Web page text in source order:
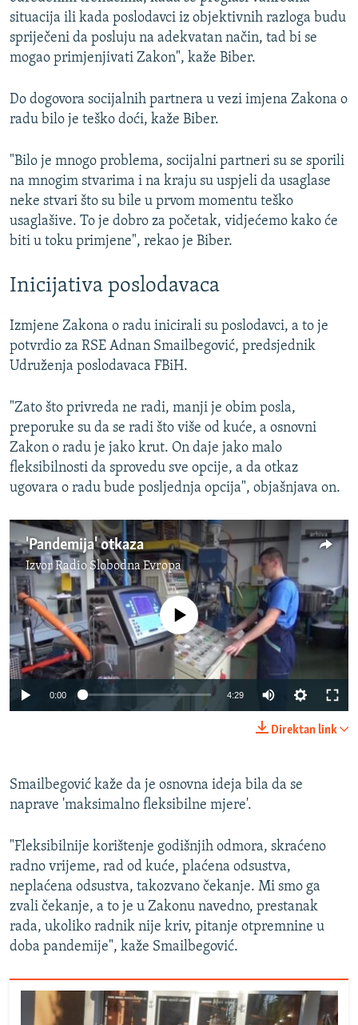
situacija ili kada poslodavci iz objektivnih razloga budu
spriječeni da posluju na adekvatan način, tad bi se
mogao primjenjivati Zakon", kaže Biber.
Do dogovora socijalnih partnera u vezi imjena Zakona o
radu bilo je teško doći, kaže Biber.
"Bilo je mnogo problema, socijalni partneri su se sporili
na mnogim stvarima i na kraju su uspjeli da usaglase
neke stvari što su bile u prvom momentu teško
usaglašive. To je dobro za početak, vidjećemo kako će
biti u toku primjene", rekao je Biber.
Inicijativa poslodavaca
Izmjene Zakona o radu inicirali su poslodavci, a to je
potvrdio za RSE Adnan Smailbegović, predsjednik
Udruženja poslodavaca FBiH.
"Zato što privreda ne radi, manji je obim posla,
preporuke su da se radi što više od kuće, a osnovni
Zakon o radu je jako krut. On daje jako malo
fleksibilnosti da sprovedu sve opcije, a da otkaz
ugovara o radu bude posljednja opcija", objašnjava on.
'Pandemija' otkaza
IzvorRadio Slobodna Evropa
270p
No media source currently available
0:00 4:29
404p
Direktan link
Smailbegović kaže da je osnovna ideja bila da se
naprave 'maksimalno fleksibilne mjere'.
"Fleksibilnije korištenje godišnjih odmora, skraćeno
radno vrijeme, rad od kuće, plaćena odsustva,
neplaćena odsustva, takozvano čekanje. Mi smo ga
zvali čekanje, a to je u Zakonu navedno, prestanak
rada, ukoliko radnik nije kriv, pitanje otpremnine u
doba pandemije", kaže Smailbegović.